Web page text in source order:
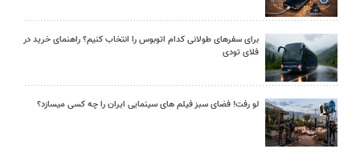
برای سفرهای طولانی کدام اتوبوس را انتخاب کنیم؟ راهنمای خرید در
فلای تودی
لو رفت! فضای سبز فیلم های سینمایی ایران را چه کسی میسازد؟